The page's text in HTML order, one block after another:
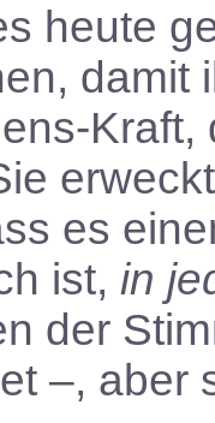
heute
damit
es
ist, in
der
–, aber